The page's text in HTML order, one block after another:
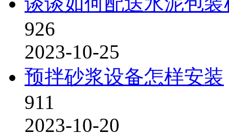
926
2023-10-25
预拌砂浆设备怎样安装
911
2023-10-20